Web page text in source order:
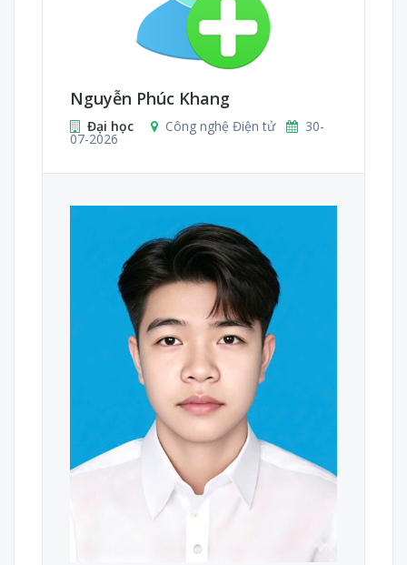
Nguyễn Phúc Khang
Đại học Công nghệ Điện tử 30-
07-2026